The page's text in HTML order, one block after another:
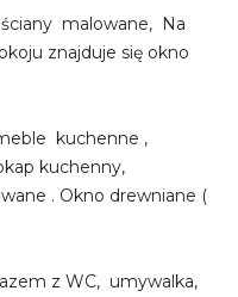
malowane, Na
znajduje się okno
kuchenne ,
kuchenny,
. Okno drewniane (
z WC, umywalka,